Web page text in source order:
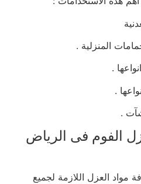
الفوم فى الرياض
مواد العزل اللازمة لجميع